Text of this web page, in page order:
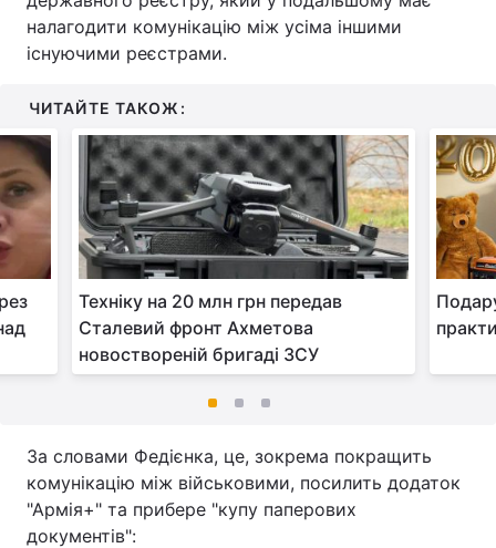
налагодити комунікацію між усіма іншими
існуючими реєстрами.
ЧИТАЙТЕ ТАКОЖ:
Техніку на 20 млн грн передав
Сталевий фронт Ахметова
новоствореній бригаді ЗСУ
За словами Федієнка, це, зокрема покращить
комунікацію між військовими, посилить додаток
"Армія+" та прибере "купу паперових
документів":